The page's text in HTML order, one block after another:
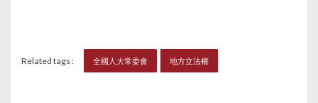
Related tags : 全國人大常委會 地方立法權